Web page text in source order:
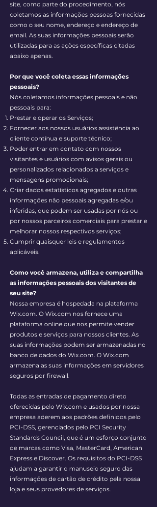
site, como parte do procedimento, nós
coletamos as informações pessoas fornecidas
como o seu nome, endereço e endereço de
email. As suas informações pessoais serão
utilizadas para as ações específicas citadas
abaixo apenas.
Por que você coleta essas informações
pessoais?
Nós coletamos informações pessoais e não
pessoais para:
Prestar e operar os Serviços;
Fornecer aos nossos usuários assistência ao
cliente contínua e suporte técnico;
Poder entrar em contato com nossos
visitantes e usuários com avisos gerais ou
personalizados relacionados a serviços e
mensagens promocionais;
Criar dados estatísticos agregados e outras
informações não pessoais agregadas e/ou
inferidas, que podem ser usadas por nós ou
por nossos parceiros comerciais para prestar e
melhorar nossos respectivos serviços;
Cumprir quaisquer leis e regulamentos
aplicáveis.
Como você armazena, utiliza e compartilha
as informações pessoais dos visitantes de
seu site?
Nossa empresa é hospedada na plataforma
Wix.com. O Wix.com nos fornece uma
plataforma online que nos permite vender
produtos e serviços para nossos clientes. As
suas informações podem ser armazenadas no
banco de dados do Wix.com. O Wix.com
armazena as suas informações em servidores
seguros por firewall.
Todas as entradas de pagamento direto
oferecidas pelo Wix.com e usados por nossa
empresa aderem aos padrões definidos pelo
PCI-DSS, gerenciados pelo PCI Security
Standards Council, que é um esforço conjunto
de marcas como Visa, MasterCard, American
Express e Discover. Os requisitos do PCI-DSS
ajudam a garantir o manuseio seguro das
informações de cartão de crédito pela nossa
loja e seus provedores de serviços.